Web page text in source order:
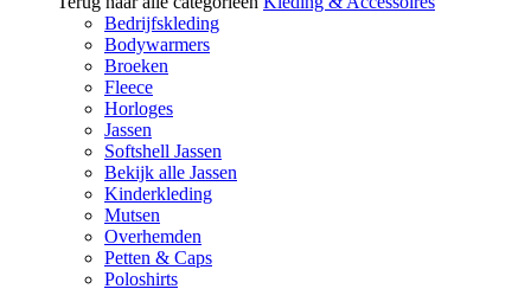
Bedrijfskleding
Bodywarmers
Broeken
Fleece
Horloges
Jassen
Softshell Jassen
Bekijk alle Jassen
Kinderkleding
Mutsen
Overhemden
Petten & Caps
Poloshirts